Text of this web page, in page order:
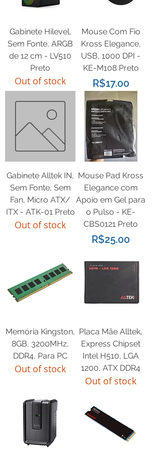
Gabinete Hilevel,
Sem Fonte, ARGB
de 12 cm - LV510
Preto
Out of stock
Mouse Com Fio
Kross Elegance,
USB, 1000 DPI -
KE-M108 Preto
Price
R$17.00
Gabinete Alltek IN,
Sem Fonte, Sem
Fan, Micro ATX/
ITX - ATK-01 Preto
Out of stock
Mouse Pad Kross
Elegance com
Apoio em Gel para
o Pulso - KE-
CBS0121 Preto
Price
R$25.00
Memória Kingston,
8GB, 3200MHz,
DDR4, Para PC
Out of stock
Placa Mãe Alltek,
Express Chipset
Intel H510, LGA
1200, ATX DDR4
Out of stock